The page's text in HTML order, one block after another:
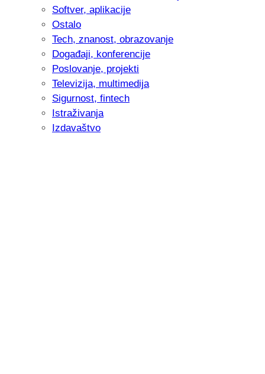
Softver, aplikacije
Ostalo
Tech, znanost, obrazovanje
Događaji, konferencije
Poslovanje, projekti
Televizija, multimedija
Sigurnost, fintech
Istraživanja
Izdavaštvo